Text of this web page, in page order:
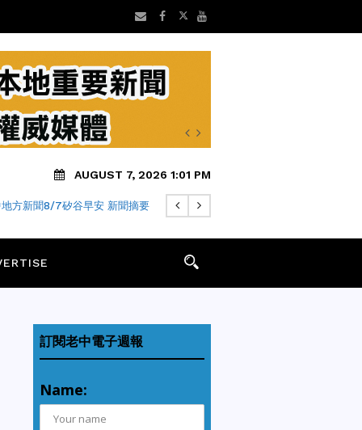
AUGUST 7, 2026 1:01 PM
地方新聞8/7矽谷早安 新聞摘要
訂閱老中電子週報
Name: